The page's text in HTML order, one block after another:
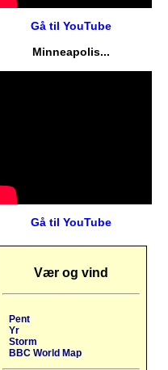
Gå til YouTube
Minneapolis...
Gå til YouTube
Vær og vind
Pent
Yr
Storm
BBC World Map